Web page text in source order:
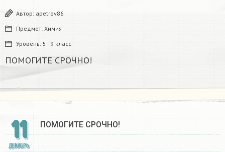
Автор: apetrov86
Предмет: Химия
Уровень: 5 - 9 класс
ПОМОГИТЕ СРОЧНО!
11
ДЕКАБРЬ
ПОМОГИТЕ СРОЧНО!